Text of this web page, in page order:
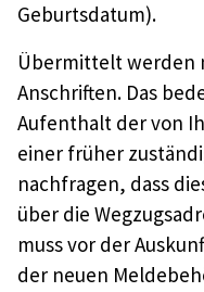
Geburtsdatum).
Übermittelt werden
Anschriften. Das
Aufenthalt der von
einer früher
nachfragen, dass
über die
muss vor der
der neuen